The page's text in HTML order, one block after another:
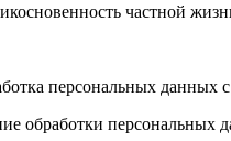
частной
персональных
обработки персональных